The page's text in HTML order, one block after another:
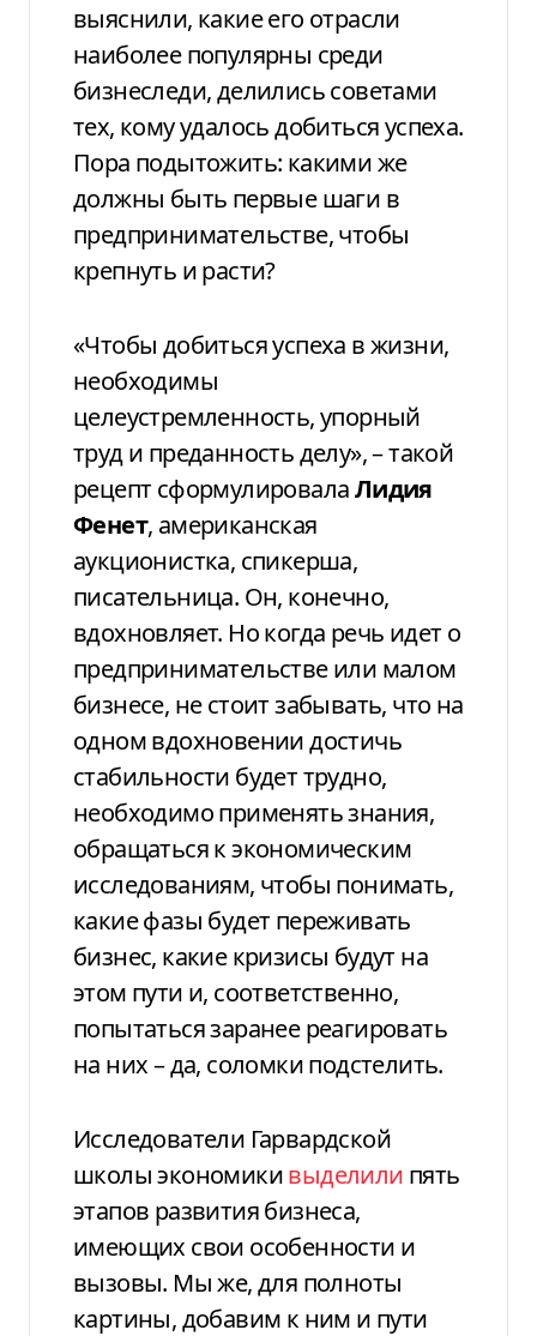
выяснили, какие его отрасли
наиболее популярны среди
бизнеследи, делились советами
тех, кому удалось добиться успеха.
Пора подытожить: какими же
должны быть первые шаги в
предпринимательстве, чтобы
крепнуть и расти?
«Чтобы добиться успеха в жизни,
необходимы
целеустремленность, упорный
труд и преданность делу», – такой
рецепт сформулировалаЛидия
Фенет, американская
аукционистка, спикерша,
писательница. Он, конечно,
вдохновляет. Но когда речь идет о
предпринимательстве или малом
бизнесе, не стоит забывать, что на
одном вдохновении достичь
стабильности будет трудно,
необходимо применять знания,
обращаться к экономическим
исследованиям, чтобы понимать,
какие фазы будет переживать
бизнес, какие кризисы будут на
этом пути и, соответственно,
попытаться заранее реагировать
на них – да, соломки подстелить.
Исследователи Гарвардской
школы экономикивыделили пять
этапов развития бизнеса,
имеющих свои особенности и
вызовы. Мы же, для полноты
картины, добавим к ним и пути